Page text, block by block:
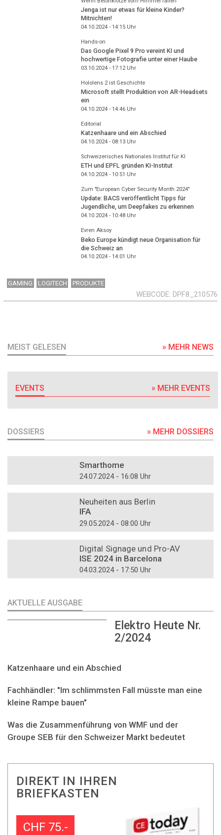
Jenga ist nur etwas für kleine Kinder?
Mitnichten!
04.10.2024 - 14:15Uhr
Hands-on
Das Google Pixel 9 Pro vereint KI und
hochwertige Fotografie unter einer Haube
03.10.2024 - 17:12Uhr
Hololens 2 ist Geschichte
Microsoft stellt Produktion von AR-Headsets
ein
04.10.2024 - 14:46Uhr
Editorial
Katzenhaare und ein Abschied
04.10.2024 - 08:13Uhr
Schweizerisches Nationales Institut für KI
ETH und EPFL gründen KI-Institut
04.10.2024 - 10:51 Uhr
Zum "European Cyber Security Month 2024"
Update: BACS veröffentlicht Tipps für
Jugendliche, um Deepfakes zu erkennen
04.10.2024 - 10:48Uhr
Evren Aksoy
Beko Europe kündigt neue Organisation für
die Schweiz an
04.10.2024 - 14:01 Uhr
GAMING LOGITECH PRODUKTE
WEBCODE DPF8_210576
MEIST GELESEN » MEHR NEWS
EVENTS » MEHR EVENTS
DOSSIERS » MEHR DOSSIERS
Smarthome
24.07.2024 - 16:08 Uhr
Neuheiten aus Berlin
IFA
29.05.2024 - 08:00 Uhr
Digital Signage und Pro-AV
ISE 2024 in Barcelona
04.03.2024 - 17:50 Uhr
AKTUELLE AUSGABE
Elektro Heute Nr.
2/2024
Katzenhaare und ein Abschied
Fachhändler: "Im schlimmsten Fall müsste man eine
kleine Rampe bauen"
Was die Zusammenführung von WMF und der
Groupe SEB für den Schweizer Markt bedeutet
DIREKT IN IHREN
BRIEFKASTEN
CHF 75.-